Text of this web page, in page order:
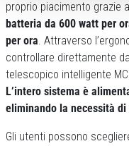
proprio piacimento grazie
batteria da 600 watt per
per ora. Attraverso
controllare direttamente
telescopico intelligente
L’intero sistema è
eliminando la necessità
Gli utenti possono